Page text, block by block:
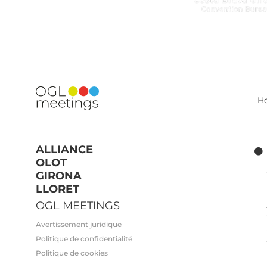
ALLIANCE
OLOT
GIRONA
LLORET
OGL MEETINGS
Avertissement juridique
Politique de confidentialité
Politique de cookies